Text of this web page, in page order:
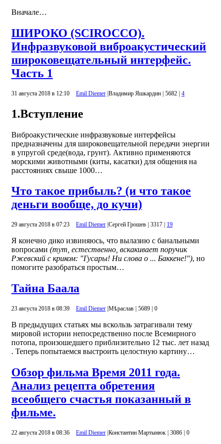
Вначале…
ШИРОКО (SCIROCCO).
Инфразвуковой виброакустический
широковещательный интерфейс.
Часть 1
31 августа 2018 в 12:10 Emil Diemer |Владимир Яшкардин | 5682 | 4
1.Вступление
Виброакустические инфразвуковые интерфейсы
предназначены для широковещательной передачи энергии
в упругой среде(вода, грунт). Активно применяются
морскими животными (киты, касатки) для общения на
расстояниях свыше 1000…
Что такое прибыль? (и что такое
деньги вообще, до кучи)
29 августа 2018 в 07:23 Emil Diemer Сергей Грошев 3317 19
Я конечно дико извиняюсь, что вылазию с банальными
вопросами (тут, естественно, вскакивает поручик
Ржевский с криком: "Гусары! Ни слова о ... Баккене!"), но
помогите разобраться простым…
Тайна Баала
23 августа 2018 в 08:39 Emil Diemer Mѣраслав 5689 0
В предыдущих статьях мы вскользь затрагивали тему
мировой истории непосредственно после Всемирного
потопа, произошедшего приблизительно 12 тыс. лет назад
. Теперь попытаемся выстроить целостную картину…
Обзор фильма Время 2011 года.
Анализ рецепта обретения
всеобщего счастья показанный в
фильме.
22 августа 2018 в 08:36 Emil Diemer Константин Мартынюк 3086 0